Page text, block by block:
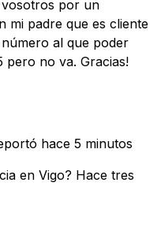
vosotros por un
mi padre que es cliente
al que poder
pero no va. Gracias!
hace 5 minutos
en Vigo? Hace tres